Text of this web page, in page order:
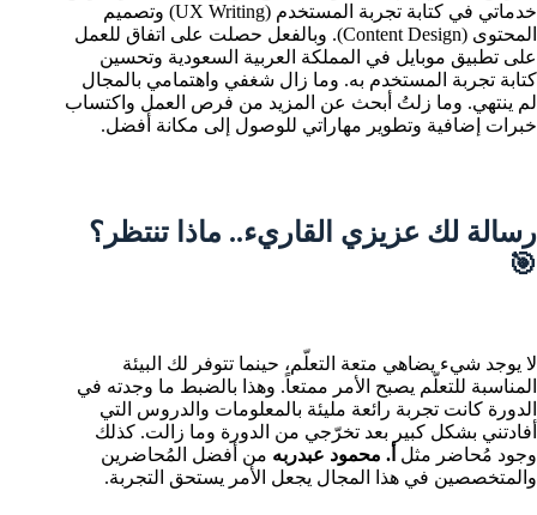
خدماتي في كتابة تجربة المستخدم (UX Writing) وتصميم
المحتوى (Content Design). وبالفعل حصلت على اتفاق للعمل
على تطبيق موبايل في المملكة العربية السعودية وتحسين
كتابة تجربة المستخدم به. وما زال شغفي واهتمامي بالمجال
لم ينتهي. وما زلتُ أبحث عن المزيد من فرص العمل واكتساب
خبرات إضافية وتطوير مهاراتي للوصول إلى مكانة أفضل.
رسالة لك عزيزي القاريء.. ماذا تنتظر؟
🎯
لا يوجد شيء يضاهي متعة التعلّم، حينما تتوفر لك البيئة
المناسبة للتعلّم يصبح الأمر ممتعاً. وهذا بالضبط ما وجدته في
الدورة كانت تجربة رائعة مليئة بالمعلومات والدروس التي
أفادتني بشكل كبير بعد تخرّجي من الدورة وما زالت. كذلك
وجود مُحاضر مثل أ. محمود عبدربه من أفضل المُحاضرين
والمتخصصين في هذا المجال يجعل الأمر يستحق التجربة.